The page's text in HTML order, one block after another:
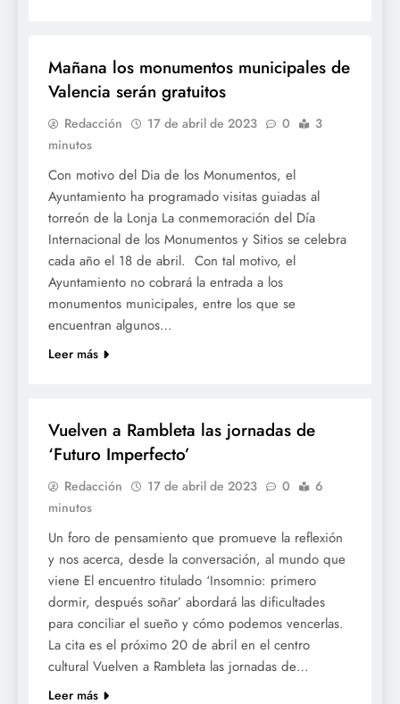
Mañana los monumentos municipales de
Valencia serán gratuitos
Redacción 17 de abril de 2023 0
3
minutos
Con motivo del Dia de los Monumentos, el
Ayuntamiento ha programado visitas guiadas al
torreón de la Lonja La conmemoración del Día
Internacional de los Monumentos y Sitios se celebra
cada año el 18 de abril. Con tal motivo, el
Ayuntamiento no cobrará la entrada a los
monumentos municipales, entre los que se
encuentran algunos…
Leer más
Vuelven a Rambleta las jornadas de
‘Futuro Imperfecto’
Redacción 17 de abril de 2023 0
6
minutos
Un foro de pensamiento que promueve la reflexión
y nos acerca, desde la conversación, al mundo que
viene El encuentro titulado ‘Insomnio: primero
dormir, después soñar’ abordará las dificultades
para conciliar el sueño y cómo podemos vencerlas.
La cita es el próximo 20 de abril en el centro
cultural Vuelven a Rambleta las jornadas de…
Leer más